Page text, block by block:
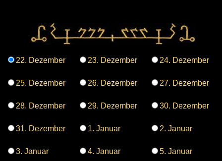
22. Dezember 23. Dezember 24. Dezember
25. Dezember 26. Dezember 27. Dezember
28. Dezember 29. Dezember 30. Dezember
31. Dezember 1. Januar 2. Januar
3. Januar 4. Januar 5. Januar